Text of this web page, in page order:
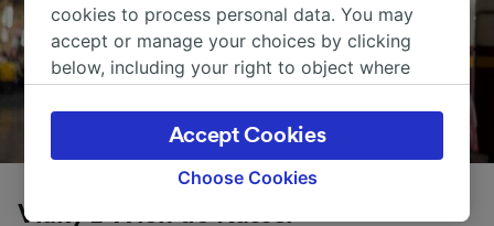
Vlaky z Wien do Kassel
cookies to process personal data. You may
accept or manage your choices by clicking
below, including your right to object where
the privacy policy page. These choices will be
signaled to our partners and will not affect
browsing data. Your data will not be used for
Choose Cookies
Accept Cookies